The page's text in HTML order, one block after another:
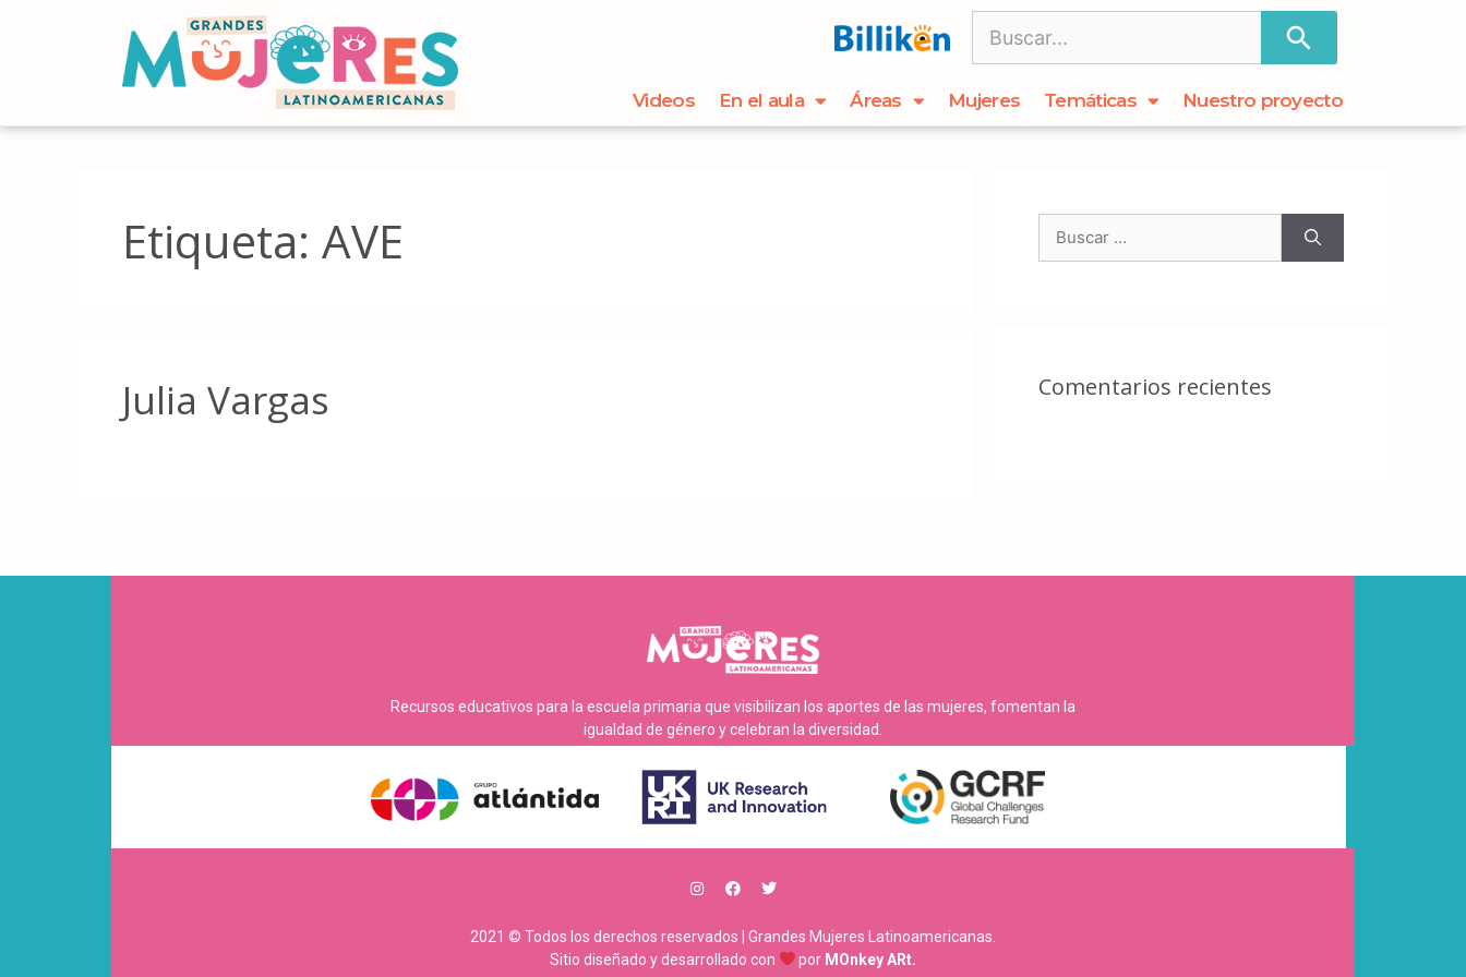
Videos En el aula Áreas Mujeres Temáticas Nuestro proyecto
Etiqueta: AVE
Julia Vargas Comentarios recientes
Recursos educativos para la escuela primaria que visibilizan los aportes de las mujeres, fomentan la
igualdad de género y celebran la diversidad.
2021 © Todos los derechos reservados | Grandes Mujeres Latinoamericanas.
Sitio diseñado y desarrollado con
por MOnkey ARt.